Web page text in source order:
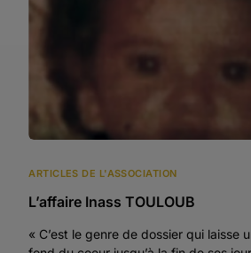
ARTICLES DE L'ASSOCIATION
L’affaire Inass TOULOUB
« C’est le genre de dossier qui laisse